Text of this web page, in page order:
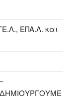
ΕΠΑ.Λ. και